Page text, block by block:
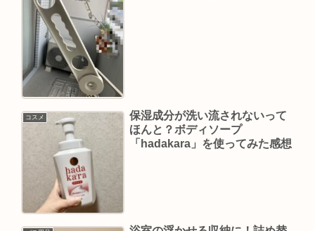
コスメ
保湿成分が洗い流されないって
ほんと？ボディソープ
「hadakara」を使ってみた感想